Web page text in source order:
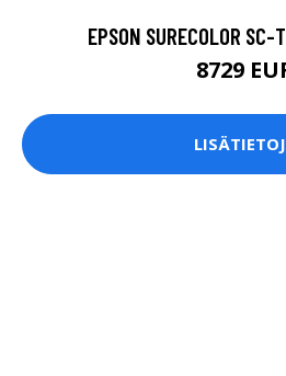
EPSON SURECOLOR
8729